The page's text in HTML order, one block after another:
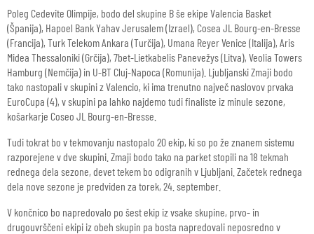
Poleg Cedevite Olimpije, bodo del skupine B še ekipe Valencia Basket
(Španija), Hapoel Bank Yahav Jerusalem (Izrael), Cosea JL Bourg-en-Bresse
(Francija), Turk Telekom Ankara (Turčija), Umana Reyer Venice (Italija), Aris
Midea Thessaloniki (Grčija), 7bet-Lietkabelis Panevežys (Litva), Veolia Towers
Hamburg (Nemčija) in U-BT Cluj-Napoca (Romunija). Ljubljanski Zmaji bodo
tako nastopali v skupini z Valencio, ki ima trenutno največ naslovov prvaka
EuroCupa (4), v skupini pa lahko najdemo tudi finaliste iz minule sezone,
košarkarje Coseo JL Bourg-en-Bresse.
Tudi tokrat bo v tekmovanju nastopalo 20 ekip, ki so po že znanem sistemu
razporejene v dve skupini. Zmaji bodo tako na parket stopili na 18 tekmah
rednega dela sezone, devet tekem bo odigranih v Ljubljani. Začetek rednega
dela nove sezone je predviden za torek, 24. september.
V končnico bo napredovalo po šest ekip iz vsake skupine, prvo- in
drugouvrščeni ekipi iz obeh skupin pa bosta napredovali neposredno v